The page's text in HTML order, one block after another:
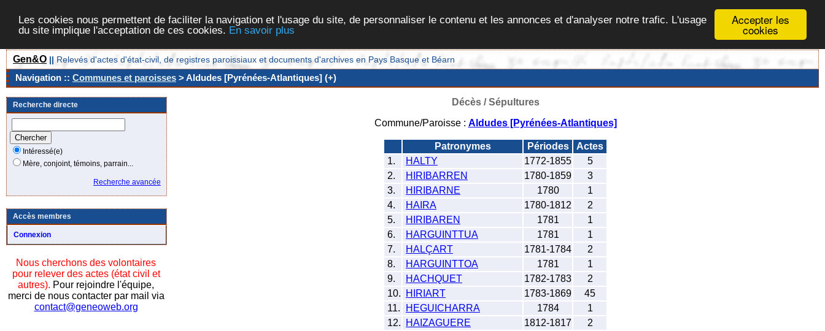
Accepter les
cookies
Les cookies nous permettent de faciliter la navigation et l'usage du site, de personnaliser le contenu et les annonces et d'analyser notre trafic. L'usage
du site implique l'acceptation de ces cookies. En savoir plus
Gen&O || Relevés d'actes d'état-civil, de registres paroissiaux et documents d'archives en Pays Basque et Béarn
Navigation :: Communes et paroisses > Aldudes [Pyrénées-Atlantiques] (+)
Recherche directe
Intéressé(e)
Mère, conjoint, témoins, parrain...
Recherche avancée
Accès membres
Connexion
Nous cherchons des volontaires
pour relever des actes (état civil et
autres). Pour rejoindre l'équipe,
merci de nous contacter par mail via
contact@geneoweb.org
Décès / Sépultures
Commune/Paroisse : Aldudes [Pyrénées-Atlantiques]
Patronymes Périodes
Actes
1.
HALTY 1772-1855
5
2.
HIRIBARREN 1780-1859
3
3.
HIRIBARNE 1780
1
4.
HAIRA 1780-1812
2
5.
HIRIBAREN 1781
1
6.
HARGUINTTUA 1781
1
7.
HALÇART 1781-1784
2
8.
HARGUINTTOA 1781
1
9.
HACHQUET 1782-1783
2
10.
HIRIART 1783-1869
45
11.
HEGUICHARRA 1784
1
12.
HAIZAGUERE 1812-1817
2